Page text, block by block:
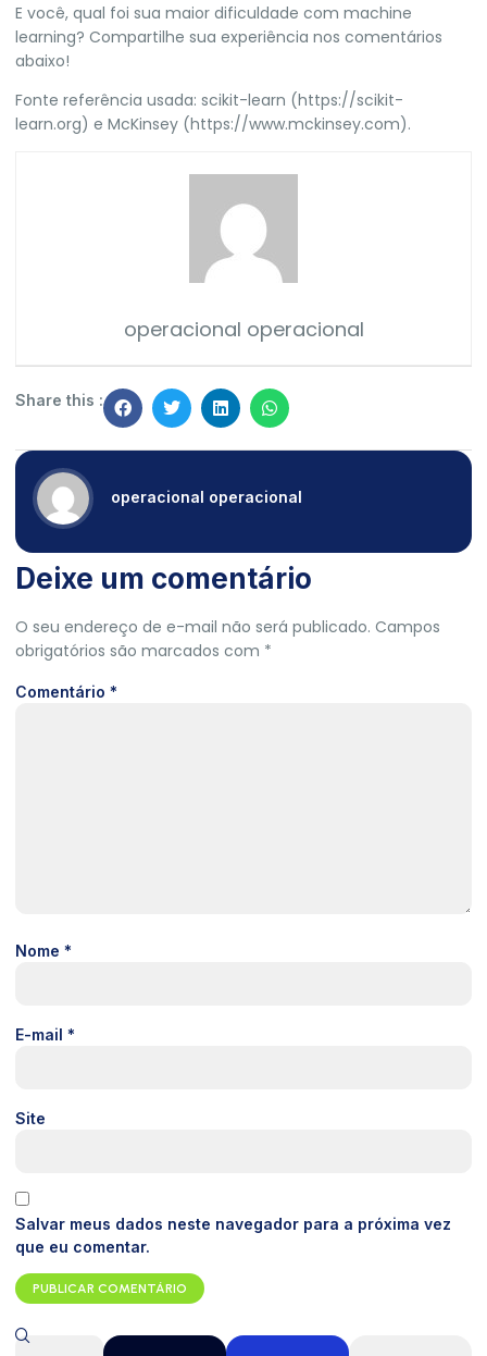
E você, qual foi sua maior dificuldade com machine
learning? Compartilhe sua experiência nos comentários
abaixo!
Fonte referência usada: scikit-learn (https://scikit-
learn.org) e McKinsey (https://www.mckinsey.com).
operacional operacional
Share this :
operacional operacional
Deixe um comentário
O seu endereço de e-mail não será publicado. Campos
obrigatórios são marcados com *
Comentário *
Nome *
E-mail *
Site
Salvar meus dados neste navegador para a próxima vez
que eu comentar.